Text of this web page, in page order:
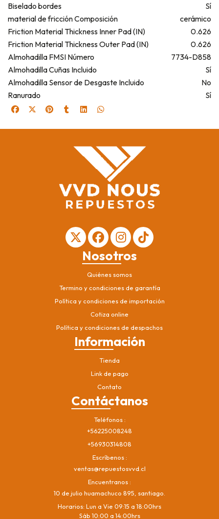
Biselado bordes
Sí
material de fricción Composición
cerámico
Friction Material Thickness Inner Pad (IN)
0.626
Friction Material Thickness Outer Pad (IN)
0.626
Almohadilla FMSI Número
7734-D858
Almohadilla Cuñas Incluido
Sí
Almohadilla Sensor de Desgaste Incluido
No
Ranurado
Sí
Nosotros
Quiénes somos
Termino y condiciones de garantía
Política y condiciones de importación
Cotiza online
Política y condiciones de despachos
Información
Tienda
Link de pago
Contato
Contáctanos
Teléfonos
+56225008248
+56930314808
Escríbenos
ventas@repuestosvvd.cl
Encuentranos
10 de julio huamachuco 895, santiago.
Horarios: Lun a Vie 09:15 a 18:00hrs
Sáb 10:00 a 14:00hrs